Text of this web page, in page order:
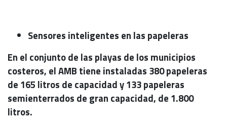
Sensores inteligentes en las papeleras
En el conjunto de las playas de los municipios
costeros, el AMB tiene instaladas 380 papeleras
de 165 litros de capacidad y 133 papeleras
semienterrados de gran capacidad, de 1.800
litros.